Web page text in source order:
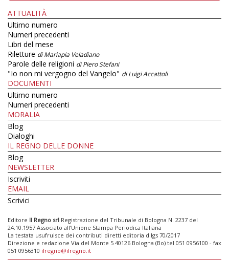
ATTUALITÀ
Ultimo numero
Numeri precedenti
Libri del mese
Riletture di Mariapia Veladiano
Parole delle religioni di Piero Stefani
"Io non mi vergogno del Vangelo" di Luigi Accattoli
DOCUMENTI
Ultimo numero
Numeri precedenti
MORALIA
Blog
Dialoghi
IL REGNO DELLE DONNE
Blog
NEWSLETTER
Iscriviti
EMAIL
Scrivici
Editore Il Regno srl Registrazione del Tribunale di Bologna N. 2237 del
24.10.1957 Associato all’Unione Stampa Periodica Italiana
La testata usufruisce dei contributi diretti editoria d.lgs 70/2017
Direzione e redazione Via del Monte 5 40126 Bologna (Bo) tel 051 0956100 - fax
051 0956310 ilregno@ilregno.it